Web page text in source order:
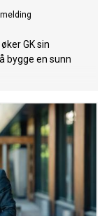
GK sin
bygge en sunn